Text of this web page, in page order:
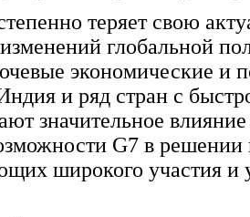
теряет свою
глобальной
экономические и
и ряд стран с
значительное
G7 в
широкого участия и